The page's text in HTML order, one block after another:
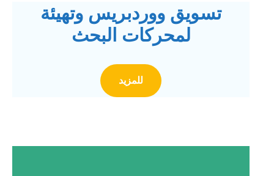
تسويق ووردبريس وتهيئة
لمحركات البحث
للمزيد